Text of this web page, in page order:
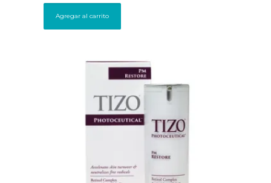
Agregar al carrito